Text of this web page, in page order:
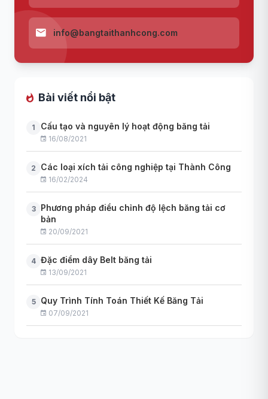
info@bangtaithanhcong.com
Bài viết nổi bật
1 Cấu tạo và nguyên lý hoạt động băng tải
16/08/2021
2 Các loại xích tải công nghiệp tại Thành Công
16/02/2024
3
Phương pháp điều chỉnh độ lệch băng tải cơ
bản
20/09/2021
4 Đặc điểm dây Belt băng tải
13/09/2021
5 Quy Trình Tính Toán Thiết Kế Băng Tải
07/09/2021